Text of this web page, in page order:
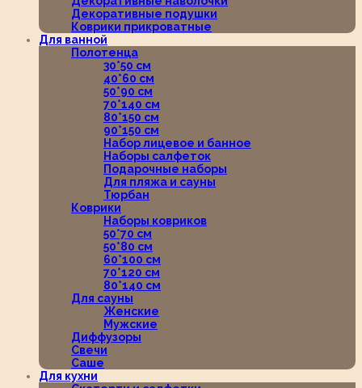
Декоративные подушки
Коврики прикроватные
Для ванной
Полотенца
30*50 см
40*60 см
50*90 см
70*140 см
80*150 см
90*150 см
Набор лицевое и банное
Наборы салфеток
Подарочные наборы
Для пляжа и сауны
Тюрбан
Коврики
Наборы ковриков
50*70 см
50*80 см
60*100 см
70*120 см
80*140 см
Для сауны
Женские
Мужские
Диффузоры
Свечи
Саше
Для кухни